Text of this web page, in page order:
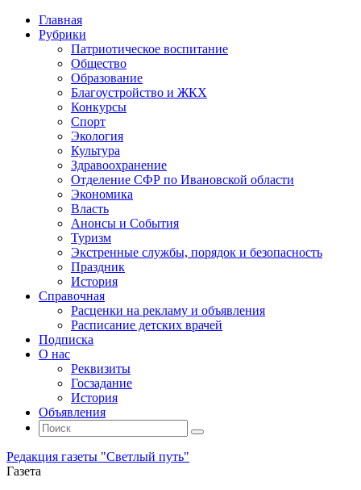
Главная
Рубрики
Патриотическое воспитание
Общество
Образование
Благоустройство и ЖКХ
Конкурсы
Спорт
Экология
Культура
Здравоохранение
Отделение СФР по Ивановской области
Экономика
Власть
Анонсы и События
Туризм
Экстренные службы, порядок и безопасность
Праздник
История
Справочная
Расценки на рекламу и объявления
Расписание детских врачей
Подписка
О нас
Реквизиты
Госзадание
История
Объявления
Поиск
Искать:
Поиск
Редакция газеты "Светлый путь"
Газета